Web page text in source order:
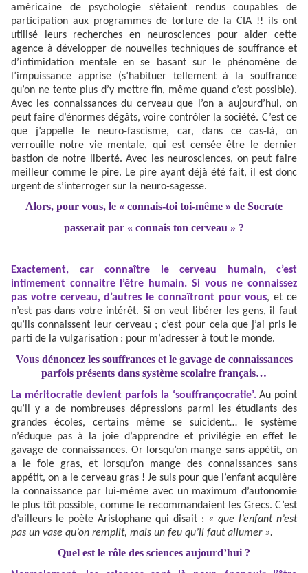
américaine de psychologie s’étaient rendus coupables de
participation aux programmes de torture de la CIA !! ils ont
utilisé leurs recherches en neurosciences pour aider cette
agence à développer de nouvelles techniques de souffrance et
d’intimidation mentale en se basant sur le phénomène de
l’impuissance apprise (s’habituer tellement à la souffrance
qu’on ne tente plus d’y mettre fin, même quand c’est possible).
Avec les connaissances du cerveau que l’on a aujourd’hui, on
peut faire d’énormes dégâts, voire contrôler la société. C’est ce
que j’appelle le neuro-fascisme, car, dans ce cas-là, on
verrouille notre vie mentale, qui est censée être le dernier
bastion de notre liberté. Avec les neurosciences, on peut faire
meilleur comme le pire. Le pire ayant déjà été fait, il est donc
urgent de s’interroger sur la neuro-sagesse.
Alors, pour vous, le « connais-toi toi-même » de Socrate
passerait par « connais ton cerveau » ?
Exactement, car connaître le cerveau humain, c’est
intimement connaitre l’être humain. Si vous ne connaissez
pas votre cerveau, d’autres le connaîtront pour vous, et ce
n’est pas dans votre intérêt. Si on veut libérer les gens, il faut
qu’ils connaissent leur cerveau ; c’est pour cela que j’ai pris le
parti de la vulgarisation : pour m’adresser à tout le monde.
Vous dénoncez les souffrances et le gavage de connaissances
parfois présents dans système scolaire français…
La méritocratie devient parfois la ‘souffrançocratie’. Au point
qu’il y a de nombreuses dépressions parmi les étudiants des
grandes écoles, certains même se suicident… le système
n’éduque pas à la joie d’apprendre et privilégie en effet le
gavage de connaissances. Or lorsqu’on mange sans appétit, on
a le foie gras, et lorsqu’on mange des connaissances sans
appétit, on a le cerveau gras ! Je suis pour que l’enfant acquière
la connaissance par lui-même avec un maximum d’autonomie
le plus tôt possible, comme le recommandaient les Grecs. C’est
d’ailleurs le poète Aristophane qui disait : « que l’enfant n’est
pas un vase qu’on remplit, mais un feu qu’il faut allumer ».
Quel est le rôle des sciences aujourd’hui ?